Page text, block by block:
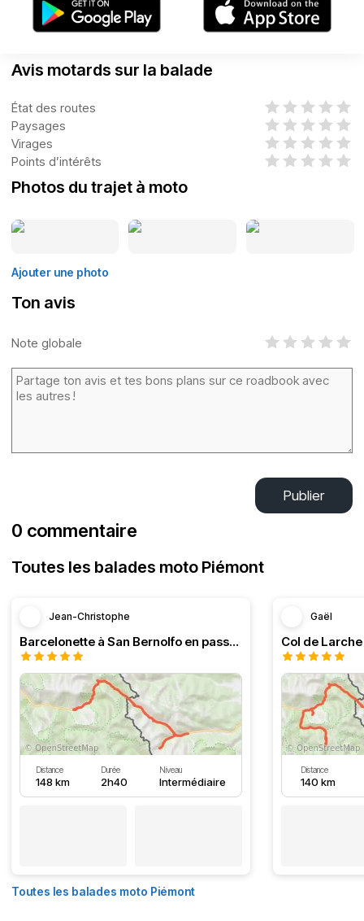
Avis motards sur la balade
État des routes
Paysages
Virages
Points d’intérêts
Photos du trajet à moto
Ajouter une photo
Ton avis
Note globale
Publier
0 commentaire
Toutes les balades moto Piémont
Jean-Christophe
Barcelonette à San Bernolfo en passant par le col de Larche
Distance
148 km
Durée
2h40
Niveau
Intermédiaire
Gaël
Col de
Distance
140 km
Toutes les balades moto Piémont